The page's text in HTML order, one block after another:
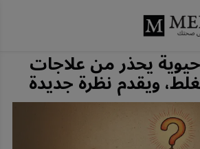
يحذر من علاجات
ويقدم نظرة جديدة